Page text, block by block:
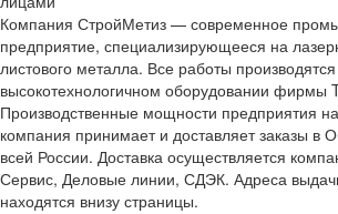
Компания СтройМетиз — современное
предприятие, специализирующееся на
листового металла. Все работы
высокотехнологичном оборудовании фирмы
Производственные мощности предприятия
компания принимает и доставляет заказы в
всей России. Доставка осуществляется
Сервис, Деловые линии, СДЭК. Адреса
находятся внизу страницы.